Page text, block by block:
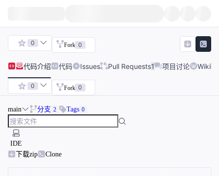
0 Fork 0
代码介绍 代码 Issues Pull Requests1 项目讨论 Wiki
0 Fork 0
main 分支 2 Tags 0
IDE
下载zip
Clone